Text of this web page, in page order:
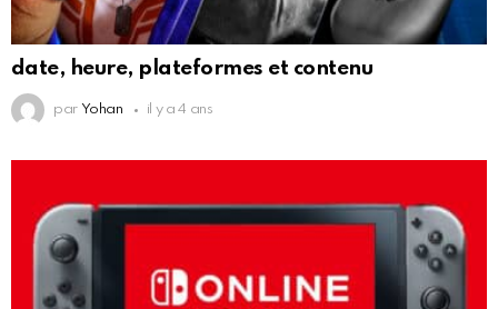
date, heure, plateformes et contenu
par Yohan il y a 4 ans